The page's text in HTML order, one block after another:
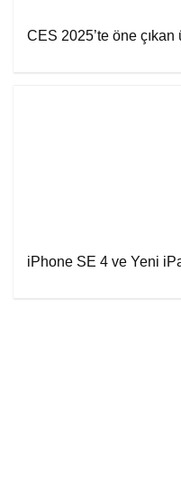
CES 2025’te öne çıkan
iPhone SE 4 ve Yeni